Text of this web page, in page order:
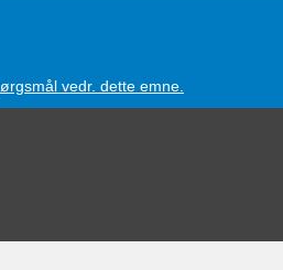
vedr. dette emne.